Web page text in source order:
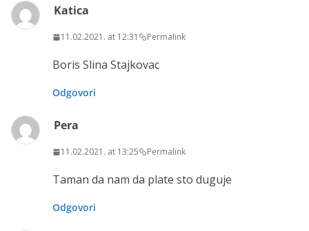
Katica
11.02.2021. at 12:31 Permalink
Boris Slina Stajkovac
Odgovori
Pera
11.02.2021. at 13:25 Permalink
Taman da nam da plate sto duguje
Odgovori